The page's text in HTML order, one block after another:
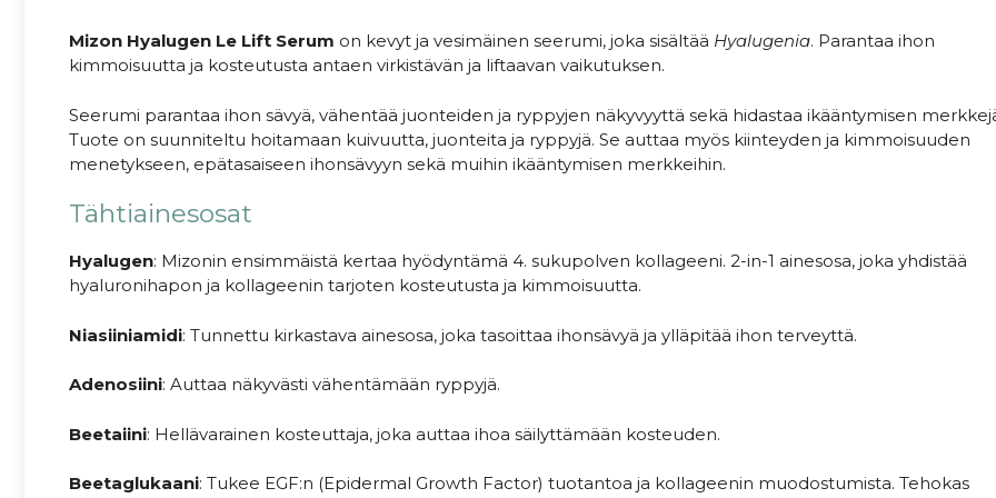
Mizon Hyalugen Le Lift Serum on kevyt ja vesimäinen seerumi, joka sisältää Hyalugenia. Parantaa ihon
kimmoisuutta ja kosteutusta antaen virkistävän ja liftaavan vaikutuksen.
Seerumi parantaa ihon sävyä, vähentää juonteiden ja ryppyjen näkyvyyttä sekä hidastaa ikääntymisen
Tuote on suunniteltu hoitamaan kuivuutta, juonteita ja ryppyjä. Se auttaa myös kiinteyden ja kimmoisuuden
menetykseen, epätasaiseen ihonsävyyn sekä muihin ikääntymisen merkkeihin.
Tähtiainesosat
Hyalugen: Mizonin ensimmäistä kertaa hyödyntämä 4. sukupolven kollageeni. 2-in-1 ainesosa, joka yhdistää
hyaluronihapon ja kollageenin tarjoten kosteutusta ja kimmoisuutta.
Niasiiniamidi: Tunnettu kirkastava ainesosa, joka tasoittaa ihonsävyä ja ylläpitää ihon terveyttä.
Adenosiini: Auttaa näkyvästi vähentämään ryppyjä.
Beetaiini: Hellävarainen kosteuttaja, joka auttaa ihoa säilyttämään kosteuden.
Beetaglukaani: Tukee EGF:n (Epidermal Growth Factor) tuotantoa ja kollageenin muodostumista. Tehokas